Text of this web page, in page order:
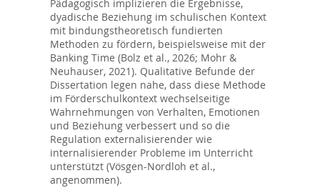
Pädagogisch implizieren die Ergebnisse,
dyadische Beziehung im schulischen Kontext
mit bindungstheoretisch fundierten
Methoden zu fördern, beispielsweise mit der
Banking Time (Bolz et al., 2026; Mohr &
Neuhauser, 2021). Qualitative Befunde der
Dissertation legen nahe, dass diese Methode
im Förderschulkontext wechselseitige
Wahrnehmungen von Verhalten, Emotionen
und Beziehung verbessert und so die
Regulation externalisierender wie
internalisierender Probleme im Unterricht
unterstützt (Vösgen-Nordloh et al.,
angenommen).